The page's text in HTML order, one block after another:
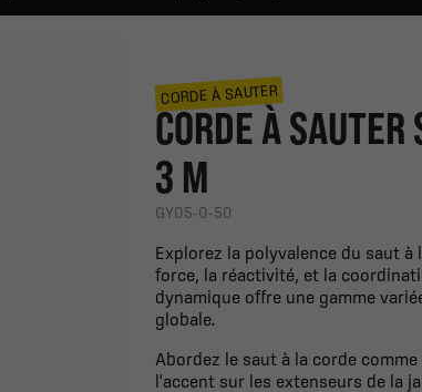
CORDE À SAUTER
CORDE À
3 M
GY05-0-50
Explorez la polyvalence du saut
force, la réactivité, et la
dynamique offre une gamme
globale.
Abordez le saut à la corde
l'accent sur les extenseurs de la